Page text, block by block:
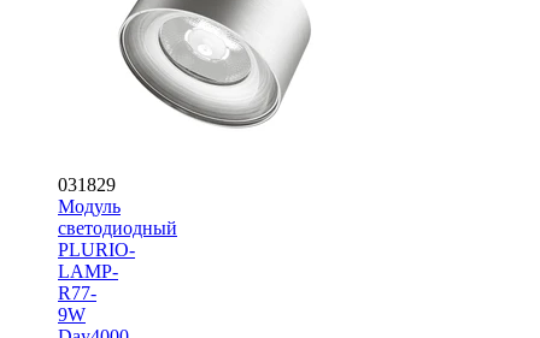
031829
Модуль
светодиодный
PLURIO-
LAMP-
R77-
9W